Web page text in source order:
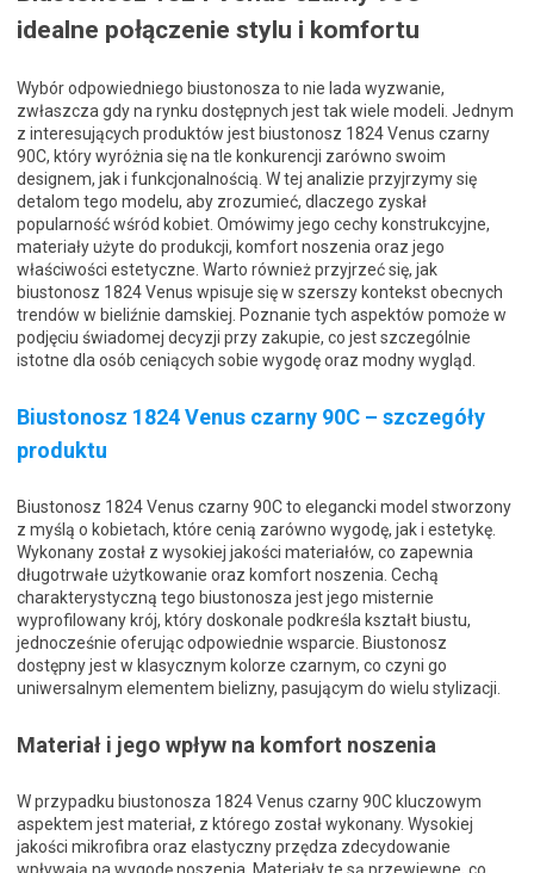
idealne połączenie stylu i komfortu
Wybór odpowiedniego biustonosza to nie lada wyzwanie,
zwłaszcza gdy na rynku dostępnych jest tak wiele modeli. Jednym
z interesujących produktów jest biustonosz 1824 Venus czarny
90C, który wyróżnia się na tle konkurencji zarówno swoim
designem, jak i funkcjonalnością. W tej analizie przyjrzymy się
detalom tego modelu, aby zrozumieć, dlaczego zyskał
popularność wśród kobiet. Omówimy jego cechy konstrukcyjne,
materiały użyte do produkcji, komfort noszenia oraz jego
właściwości estetyczne. Warto również przyjrzeć się, jak
biustonosz 1824 Venus wpisuje się w szerszy kontekst obecnych
trendów w bieliźnie damskiej. Poznanie tych aspektów pomoże w
podjęciu świadomej decyzji przy zakupie, co jest szczególnie
istotne dla osób ceniących sobie wygodę oraz modny wygląd.
Biustonosz 1824 Venus czarny 90C – szczegóły
produktu
Biustonosz 1824 Venus czarny 90C to elegancki model stworzony
z myślą o kobietach, które cenią zarówno wygodę, jak i estetykę.
Wykonany został z wysokiej jakości materiałów, co zapewnia
długotrwałe użytkowanie oraz komfort noszenia. Cechą
charakterystyczną tego biustonosza jest jego misternie
wyprofilowany krój, który doskonale podkreśla kształt biustu,
jednocześnie oferując odpowiednie wsparcie. Biustonosz
dostępny jest w klasycznym kolorze czarnym, co czyni go
uniwersalnym elementem bielizny, pasującym do wielu stylizacji.
Materiał i jego wpływ na komfort noszenia
W przypadku biustonosza 1824 Venus czarny 90C kluczowym
aspektem jest materiał, z którego został wykonany. Wysokiej
jakości mikrofibra oraz elastyczny przędza zdecydowanie